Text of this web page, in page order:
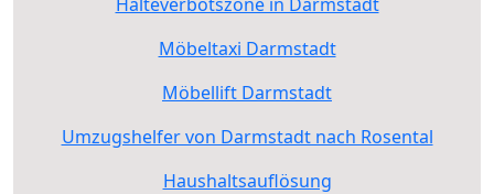
Möbeltaxi Darmstadt
Möbellift Darmstadt
Umzugshelfer von Darmstadt nach Rosental
Haushaltsauflösung